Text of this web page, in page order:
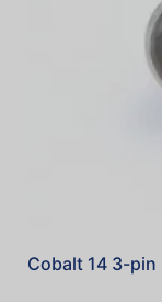
Cobalt 14 3-